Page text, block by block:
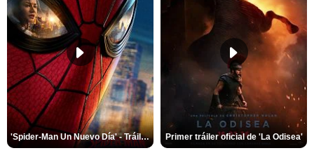
'Spider-Man Un Nuevo Día' - Tráiler oficial subtitulado Primer tráiler oficial de 'La Odisea'